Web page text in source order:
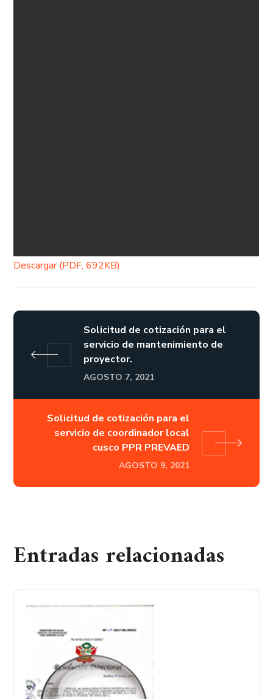
Descargar (PDF, 692KB)
Solicitud de cotización para el
servicio de mantenimiento de
proyector.
AGOSTO 7, 2021
Solicitud de cotización para el
servicio de coordinador local
cusco PPR PREVAED
AGOSTO 9, 2021
Entradas relacionadas